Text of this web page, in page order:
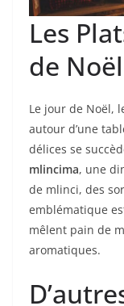
Les
de
Le jour de Noël,
autour d’une
délices se
mlincima, une
de mlinci, des
emblématique
mêlent pain de
aromatiques.